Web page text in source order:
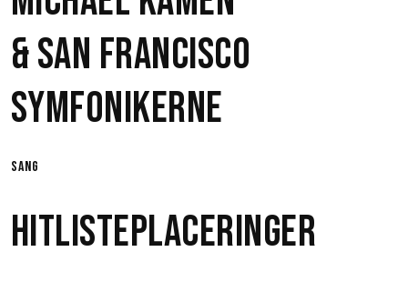
&San FranCisco
Symfonikerne
sang
Hitlisteplaceringer